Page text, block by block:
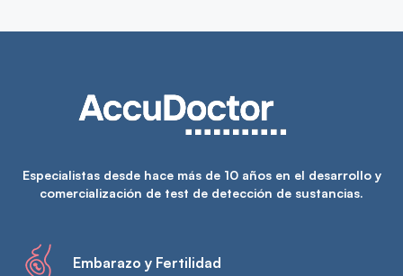
Especialistas desde hace más de 10 años en el desarrollo y
comercialización de test de detección de sustancias.
Embarazo y Fertilidad